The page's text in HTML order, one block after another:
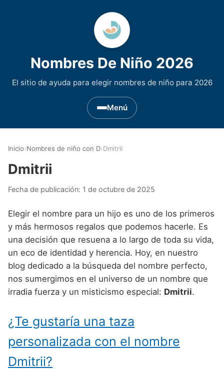
Nombres De Niño 2026
El sitio de ayuda para elegir nombres de niño para 2026
Menú
Nombres de niño que empiezan por D
Nombres de niño que empiezan por E
Nombres de niño que empiezan por F
Nombres de niño que empiezan por G
Nombres de niño que empiezan por H
Nombres de niño que empiezan por I
Nombres de niño que empiezan por J
Nombres de niño que empiezan por K
Nombres de Niño Asturianos
Nombres de Niño Baleares
Nombres de Niño Canarios
Nombres de Niño Cantabros
Nombres de Niño Castellanos
Nombres de Niño Catalanes
Nombres de Niño Extremeños
Nombres de Niño Celtas
Nombres de Niño Egipcios
Nombres de Niño Griegos
Nombres de Niño Mitologicos
Nombres de Niño Vikingos
Nombres de Niño Alemanes
Nombres de Niño Americanos
Nombres de Niño Arabes
Nombres de Niño Chinos
Nombres de Niño Hispanoamericanos
Nombres de Niño Ingleses
Buscar
Inicio›Nombres de niño con D›Dmitrii
Dmitrii
Fecha de publicación: 1 de octubre de 2025
Elegir el nombre para un hijo es uno de los primeros
y más hermosos regalos que podemos hacerle. Es
una decisión que resuena a lo largo de toda su vida,
un eco de identidad y herencia. Hoy, en nuestro
blog dedicado a la búsqueda del nombre perfecto,
nos sumergimos en el universo de un nombre que
irradia fuerza y un misticismo especial: Dmitrii.
¿Te gustaría una taza
personalizada con el nombre
Dmitrii?